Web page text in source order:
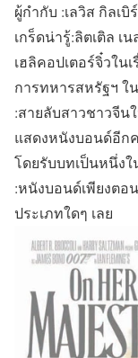
ผู้กำกับ :เลวิส กิลเบิ
เกร็ดน่ารู้:ลิตเติล เน
เฮลิคอปเตอร์จิ๋วใน
การทหารสหรัฐฯ ใ
:สายลับสาวชาวจีน
แสดงหนังบอนด์อีกค
โดยรับบทเป็นหนึ่งใ
:หนังบอนด์เพียงตอ
ประเภทใดๆ เลย